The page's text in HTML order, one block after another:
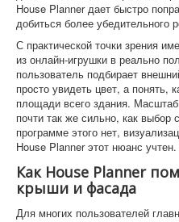
House Planner дает быстро
добиться более убедительного
С практической точки зрения
из онлайн-игрушки в реально
пользователь подбирает
просто увидеть цвет, а понять,
площади всего здания.
почти так же сильно, как
программе этого нет,
House Planner этот нюанс учтен.
Как House Planner
крыши и фасада
Для многих пользователей